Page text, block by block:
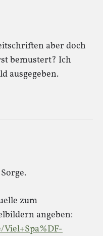
aber doch
bemustert? Ich
ausgegeben.
zum
angeben: